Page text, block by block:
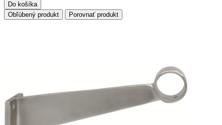
Do košíka
Obľúbený produkt
Porovnať produkt